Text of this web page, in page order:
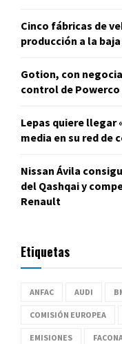
Cinco fábricas de
producción a la baja
Gotion, con
control de
Lepas quiere llegar
media en su red de
Nissan Ávila
del Qashqai y
Renault
Etiquetas
ANFAC AUDI
COMISIÓN EUROPEA
EMISIONES